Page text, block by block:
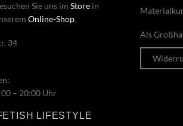
Sie uns im Store in
Online-Shop.
34
– 20:00 Uhr
LIFESTYLE
Als